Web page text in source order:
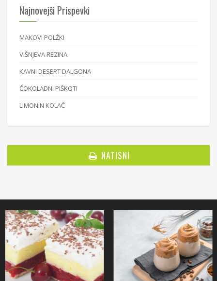
Najnovejši Prispevki
MAKOVI POLŽKI
VIŠNJEVA REZINA
KAVNI DESERT DALGONA
ČOKOLADNI PIŠKOTI
LIMONIN KOLAČ
NATISNI